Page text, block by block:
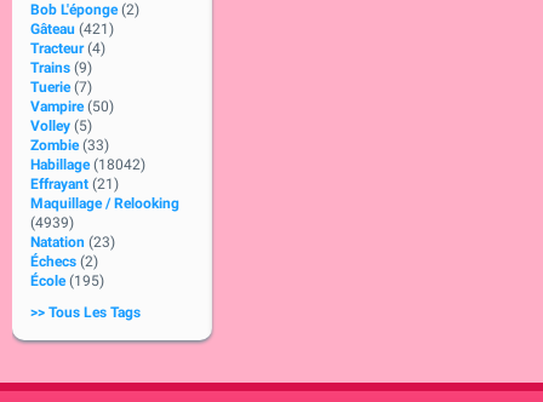
Bob L'éponge (2)
Gâteau (421)
Tracteur (4)
Trains (9)
Tuerie (7)
Vampire (50)
Volley (5)
Zombie (33)
Habillage (18042)
Effrayant (21)
Maquillage / Relooking
(4939)
Natation (23)
Échecs (2)
École (195)
>> Tous Les Tags